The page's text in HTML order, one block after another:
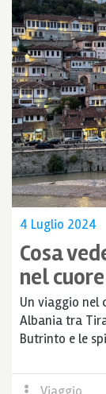
4 Luglio 2024
Cosa
nel
Un viaggio nel
Albania tra
Butrinto e le